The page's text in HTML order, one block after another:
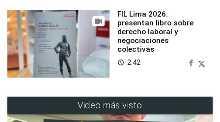
FIL Lima 2026:
presentan libro sobre
derecho laboral y
negociaciones
colectivas
access_time 2:42
Video más visto